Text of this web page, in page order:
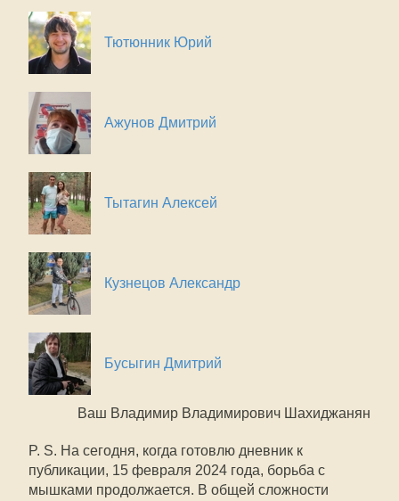
Тютюнник Юрий
Ажунов Дмитрий
Тытагин Алексей
Кузнецов Александр
Бусыгин Дмитрий
Ваш Владимир Владимирович Шахиджанян
P. S. На сегодня, когда готовлю дневник к
публикации, 15 февраля 2024 года, борьба с
мышками продолжается. В общей сложности